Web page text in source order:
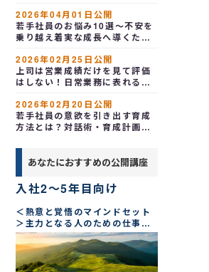
性・アウトプットの相乗効果
2026年04月01日公開
若手社員のお悩み10選～不安を
乗り越え着実な成長へ導くため
と対応策
2026年02月25日公開
上司は営業成績だけを見て評価
はしない！日常業務に表れる部
いた
2026年02月20日公開
若手社員の意欲を引き出す育成
方法とは？対話術・育成計画・
る
あなたにおすすめの公開講座
入社2～5年目向け
＜熱意と覚悟のマインドセット
＞主力となる人のための仕事の
進め方研修（２日間）